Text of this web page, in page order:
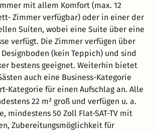
mit allem Komfort (max. 12
Zimmer verfügbar) oder in einer der
Suiten, wobei eine Suite über eine
verfügt. Die Zimmer verfügen über
(kein Teppich) und sind
bestens geeignet. Weiterhin bietet
auch eine Business-Kategorie
Kategorie für einen Aufschlag an. Alle
22 m² groß und verfügen u. a.
mindestens 50 Zoll Flat-SAT-TV mit
Zubereitungsmöglichkeit für